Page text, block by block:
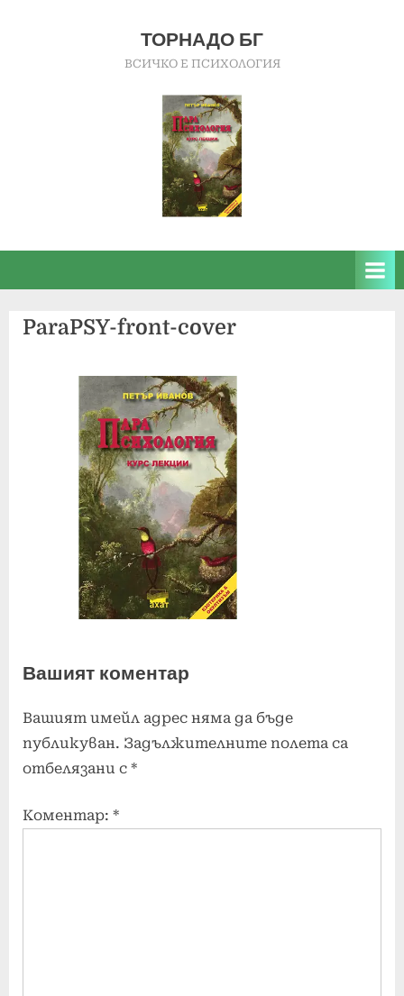
ТОРНАДО БГ
ВСИЧКО Е ПСИХОЛОГИЯ
ParaPSY-front-cover
Вашият коментар
Вашият имейл адрес няма да бъде
публикуван. Задължителните полета са
отбелязани с *
Коментар: *